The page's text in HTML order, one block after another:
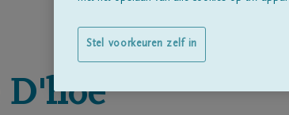
D'hoe
Stel voorkeuren zelf in